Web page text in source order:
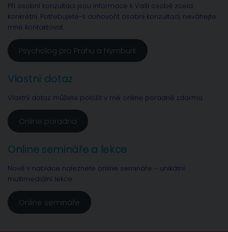
Při osobní konzultaci jsou informace k Vaší osobě zcela
konkrétní. Potřebujete-li dohovořit osobní konzultaci, neváhejte
mne kontaktovat.
Psycholog pro Prahu a Nymburk
Vlastní dotaz
Vlastní dotaz můžete položit v mé online poradně zdarma.
Online poradna
Online semináře a lekce
Nově v nabídce naleznete online semináře - unikátní
multimediální lekce.
Online semináře